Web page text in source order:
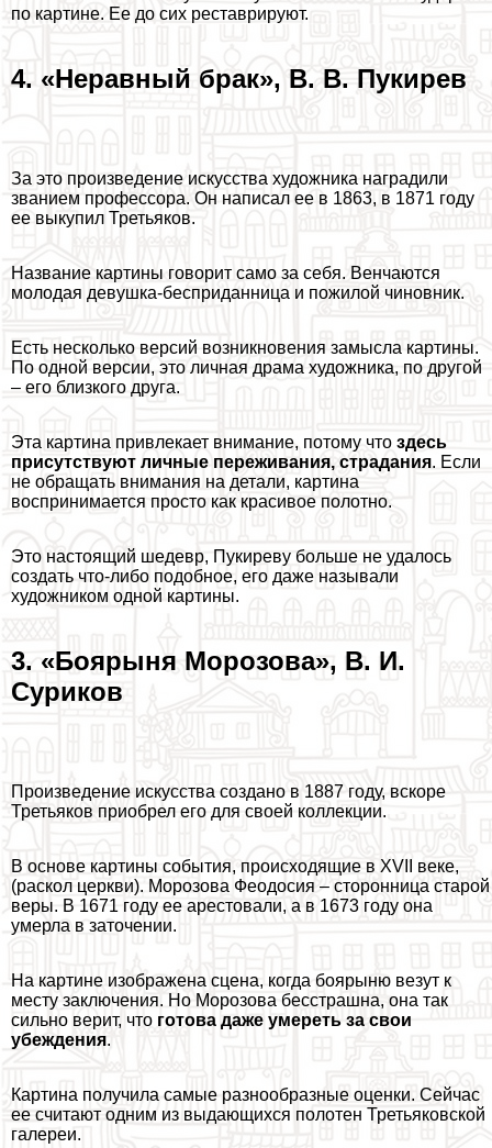
по картине. Ее до сих реставрируют.
4. «Неравный бpaк», В. В. Пукирев
За это произведение искусства художника наградили
званием профессора. Он написал ее в 1863, в 1871 году
ее выкупил Третьяков.
Название картины говорит само за себя. Венчаются
молодая дeвyшка-бесприданница и пожилой чиновник.
Есть несколько версий возникновения замысла картины.
По одной версии, это личная драма художника, по другой
– его близкого друга.
Эта картина привлекает внимание, потому что здесь
присутствуют личные переживания, страдания. Если
не обращать внимания на детали, картина
воспринимается просто как красивое полотно.
Это настоящий шедевр, Пукиреву больше не удалось
создать что-либо подобное, его даже называли
художником одной картины.
3. «Боярыня Морозова», В. И.
Суриков
Произведение искусства создано в 1887 году, вскоре
Третьяков приобрел его для своей коллекции.
В основе картины события, происходящие в XVII веке,
(раскол церкви). Морозова Феодосия – сторонница старой
веры. В 1671 году ее арестовали, а в 1673 году она
умерла в заточении.
На картине изображена сцена, когда боярыню везут к
месту заключения. Но Морозова бесстрашна, она так
сильно верит, что готова даже умереть за свои
убеждения.
Картина получила самые разнообразные оценки. Сейчас
ее считают одним из выдающихся полотен Третьяковской
галереи.